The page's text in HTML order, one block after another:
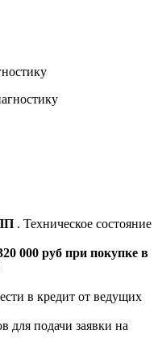
. Техническое состояние
000 руб при покупке в
в кредит от ведущих
для подачи заявки на